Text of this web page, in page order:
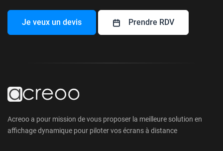
Je veux un devis Prendre RDV
Acreoo a pour mission de vous proposer la meilleure solution en
affichage dynamique pour piloter vos écrans à distance